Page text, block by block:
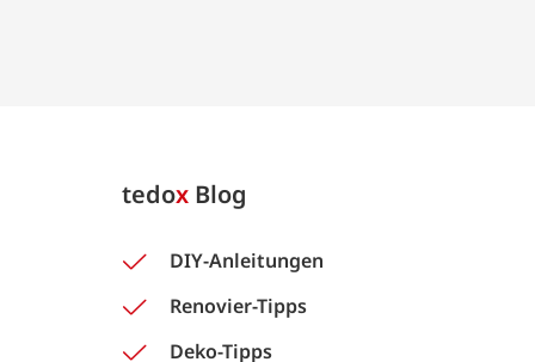
tedox Blog
DIY-Anleitungen
Renovier-Tipps
Deko-Tipps